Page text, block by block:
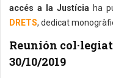
accés a la Justícia ha
DRETS, dedicat
Reunión
30/10/2019